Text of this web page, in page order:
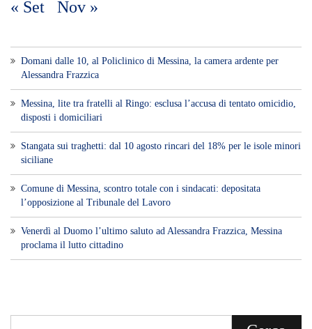
« Set Nov »
Domani dalle 10, al Policlinico di Messina, la camera ardente per
Alessandra Frazzica
Messina, lite tra fratelli al Ringo: esclusa l’accusa di tentato omicidio,
disposti i domiciliari
Stangata sui traghetti: dal 10 agosto rincari del 18% per le isole minori
siciliane
Comune di Messina, scontro totale con i sindacati: depositata
l’opposizione al Tribunale del Lavoro
Venerdì al Duomo l’ultimo saluto ad Alessandra Frazzica, Messina
proclama il lutto cittadino